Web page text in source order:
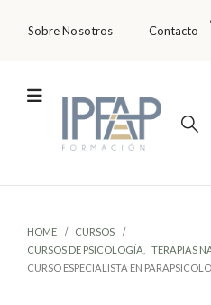
Sobre Nosotros Contacto
HOME
CURSOS
CURSOS DE PSICOLOGÍA
TERAPIAS
CURSO ESPECIALISTA EN